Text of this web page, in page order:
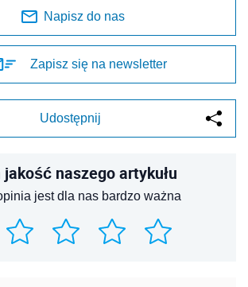
Napisz do nas
Zapisz się na newsletter
Udostępnij
jakość naszego artykułu
jest dla nas bardzo ważna